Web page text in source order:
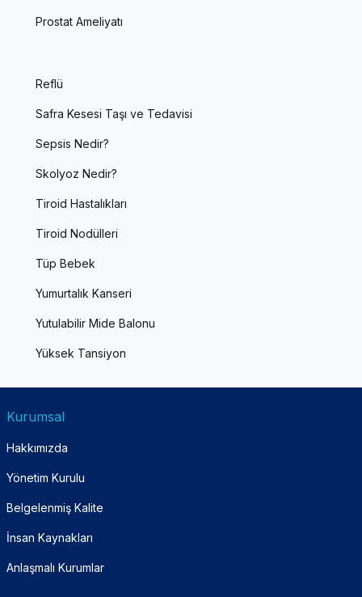
Prostat Ameliyatı
Reflü
Safra Kesesi Taşı ve Tedavisi
Sepsis Nedir?
Skolyoz Nedir?
Tiroid Hastalıkları
Tiroid Nodülleri
Tüp Bebek
Yumurtalık Kanseri
Yutulabilir Mide Balonu
Yüksek Tansiyon
Kurumsal
Hakkımızda
Yönetim Kurulu
Belgelenmiş Kalite
İnsan Kaynakları
Anlaşmalı Kurumlar